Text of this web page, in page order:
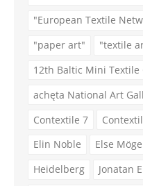
"European Textile
"paper art"
"textile
12th Baltic Mini Textile
achęta National Art
Contextile 7
Elin Noble
Else
Heidelberg
Jonatan